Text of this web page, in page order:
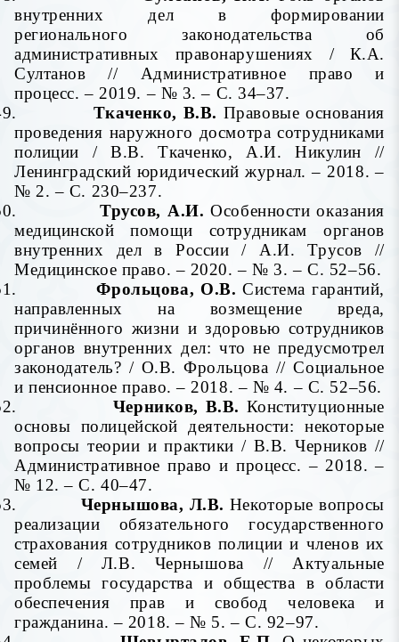
внутренних дел в формировании
регионального законодательства об
административных правонарушениях / К.А.
Султанов // Административное право и
процесс. – 2019. – № 3. – С. 34–37.
Ткаченко, В.В. Правовые основания
проведения наружного досмотра сотрудниками
полиции / В.В. Ткаченко, А.И. Никулин //
Ленинградский юридический журнал. – 2018. –
№ 2. – С. 230–237.
Трусов, А.И. Особенности оказания
медицинской помощи сотрудникам органов
внутренних дел в России / А.И. Трусов //
Медицинское право. – 2020. – № 3. – С. 52–56.
Фрольцова, О.В. Система гарантий,
направленных на возмещение вреда,
причинённого жизни и здоровью сотрудников
органов внутренних дел: что не предусмотрел
законодатель? / О.В. Фрольцова // Социальное
и пенсионное право. – 2018. – № 4. – С. 52–56.
Черников, В.В. Конституционные
основы полицейской деятельности: некоторые
вопросы теории и практики / В.В. Черников //
Административное право и процесс. – 2018. –
№ 12. – С. 40–47.
Чернышова, Л.В. Некоторые вопросы
реализации обязательного государственного
страхования сотрудников полиции и членов их
семей
/ Л.В. Чернышова
// Актуальные
проблемы государства и общества в области
обеспечения прав и свобод человека и
гражданина. – 2018. – № 5. – С. 92–97.